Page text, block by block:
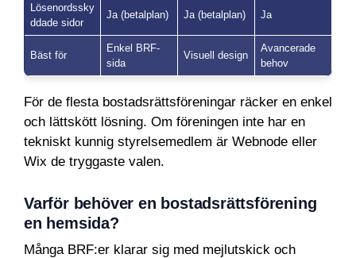
Lösenordssky
ddade sidor
Ja (betalplan) Ja (betalplan) Ja
Bäst för
Enkel BRF-
sida
Visuell design
Avancerade
behov
För de flesta bostadsrättsföreningar räcker en enkel
och lättskött lösning. Om föreningen inte har en
tekniskt kunnig styrelsemedlem är Webnode eller
Wix de tryggaste valen.
Varför behöver en bostadsrättsförening
en hemsida?
Många BRF:er klarar sig med mejlutskick och